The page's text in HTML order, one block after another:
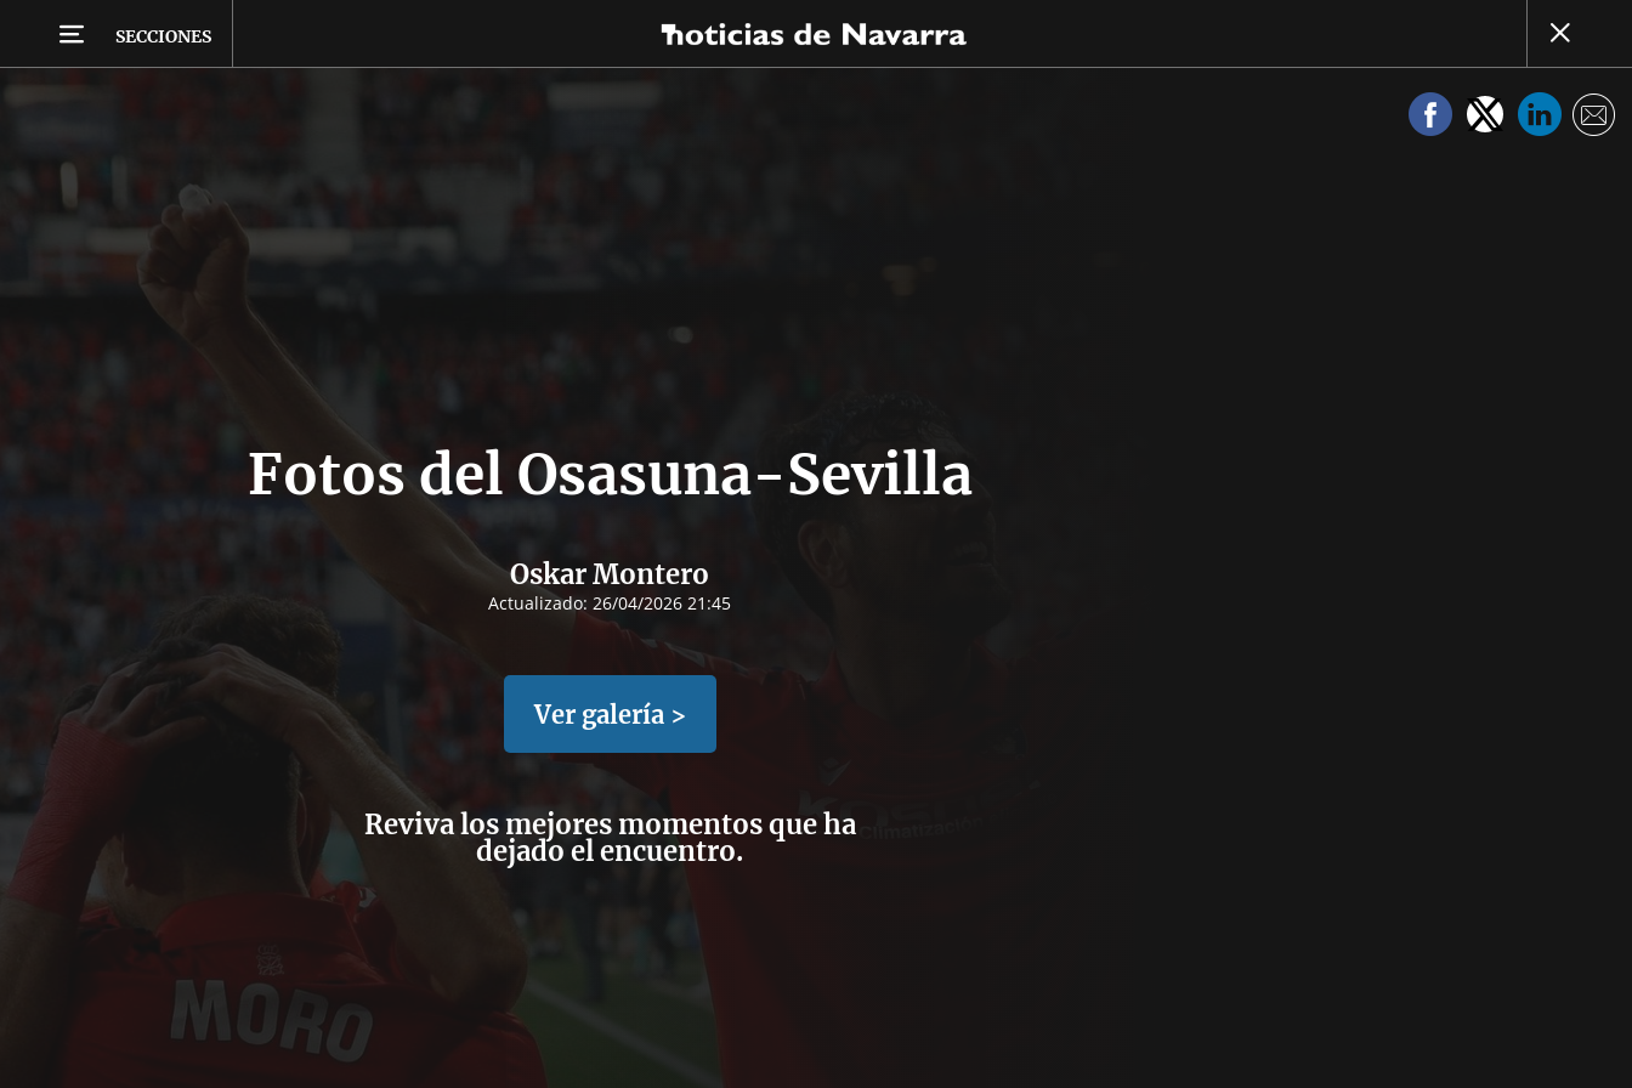
SECCIONES
Fotos del Osasuna-Sevilla
Oskar Montero
Actualizado: 26/04/2026 21:45
Ver galería >
Reviva los mejores momentos que ha
dejado el encuentro.